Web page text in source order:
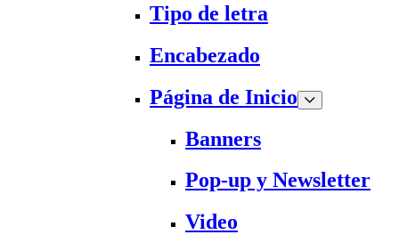
Tipo de letra
Encabezado
Página de Inicio
Banners
Pop-up y Newsletter
Video